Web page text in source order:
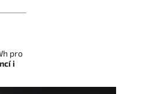
pro
i